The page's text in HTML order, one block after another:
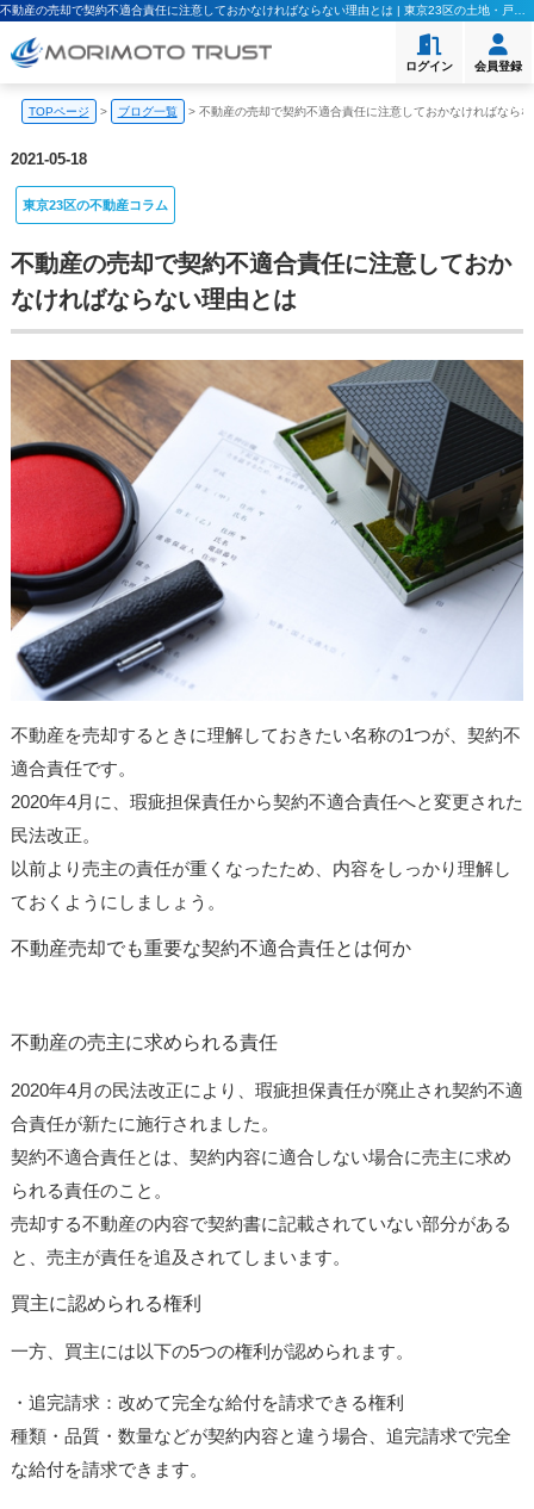
ログイン 会員登録
TOPページ > ブログ一覧 > 不動産の売却で契約不適合責任に注意しておかなければなら
2021-05-18
東京23区の不動産コラム
不動産の売却で契約不適合責任に注意しておか
なければならない理由とは
不動産を売却するときに理解しておきたい名称の1つが、契約不
適合責任です。
2020年4月に、瑕疵担保責任から契約不適合責任へと変更された
民法改正。
以前より売主の責任が重くなったため、内容をしっかり理解し
ておくようにしましょう。
不動産売却でも重要な契約不適合責任とは何か
不動産の売主に求められる責任
2020年4月の民法改正により、瑕疵担保責任が廃止され契約不適
合責任が新たに施行されました。
契約不適合責任とは、契約内容に適合しない場合に売主に求め
られる責任のこと。
売却する不動産の内容で契約書に記載されていない部分がある
と、売主が責任を追及されてしまいます。
買主に認められる権利
一方、買主には以下の5つの権利が認められます。
・追完請求：改めて完全な給付を請求できる権利
種類・品質・数量などが契約内容と違う場合、追完請求で完全
な給付を請求できます。